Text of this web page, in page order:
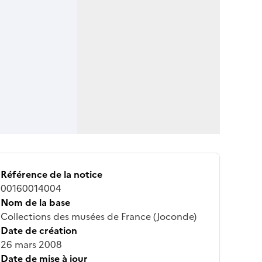
Référence de la notice
00160014004
Nom de la base
Collections des musées de France (Joconde)
Date de création
26 mars 2008
Date de mise à jour